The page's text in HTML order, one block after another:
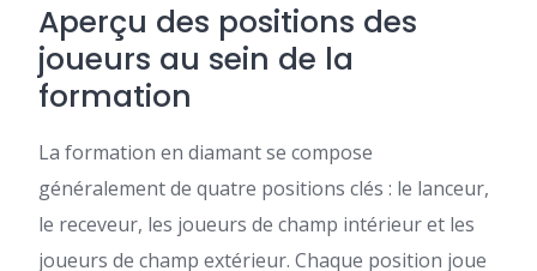
Aperçu des positions des
joueurs au sein de la
formation
La formation en diamant se compose
généralement de quatre positions clés : le lanceur,
le receveur, les joueurs de champ intérieur et les
joueurs de champ extérieur. Chaque position joue